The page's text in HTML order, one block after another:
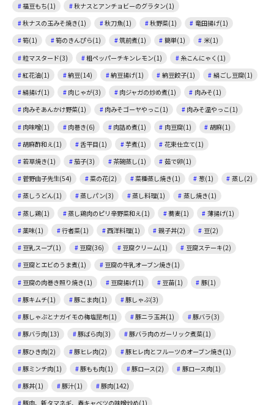
福豆もち(1)
秋ナスとアンチョビーのグラタン(1)
秋ナスの玉みそ焼き(1)
秋刀魚(1) 秋野菜(1)
竜田揚げ(1)
筍(1)
筍のきんぴら(1) 筑前煮(1) 簡単(1)
米(1)
粒マスタード(3)
粗ペッパーチキンレモン(1)
糸こんにゃく(1)
紅花油(1)
納豆(14) 納豆揚げ(1) 納豆餃子(1)
絹ごし豆腐(1)
絹揚げ(1)
肉じゃが(3) 肉ジャガの炒め煮(1)
肉みそ(1)
肉みそあんかけ野菜(1)
肉みそゴーヤやっこ(1)
肉みそ温やっこ(1)
肉味噌(1)
肉巻き(6) 肉詰め煮(1) 肉豆腐(1)
胡麻(1)
胡麻酢和え(1)
舌平目(1) 芋煮(1)
花束仕立て(1)
若草焼き(1)
茄子(3) 茶碗蒸し(1)
茹で卵(1)
菅野由子先生(54)
菜の花(2) 菜種蒸し焼き(1) 葱(1)
蒸し(2)
蒸しうどん(1)
蒸しパン(3) 蒸し料理(1)
蒸し焼き(1)
蒸し鶏(1)
蒸し鶏肉のピリ辛野菜和え(1) 蕎麦(1)
薄揚げ(1)
薬味(1)
行者菜(1) 西洋料理(1) 親子丼(2)
豆(2)
豆乳スープ(1)
豆腐(36) 豆腐クリーム(1)
豆腐ステーキ(2)
豆腐とエビのうま煮(1)
豆腐の牛乳オーブン焼き(1)
豆腐の肉巻き照り焼き(1)
豆腐揚げ(1) 豆苗(1)
豚(1)
豚キムチ(1)
豚こま肉(1)
豚しゃぶ(3)
豚しゃぶとナガイモの梅塩昆布(1)
豚ニラ玉丼(1)
豚バラ(3)
豚バラ肉(13)
豚ばら肉(3)
豚バラ肉のガーリック煮菜(1)
豚ひき肉(2)
豚ヒレ肉(2)
豚ヒレ肉とフルーツのオーブン焼き(1)
豚ミンチ肉(1)
豚もも肉(1) 豚ロース(2)
豚ロース肉(1)
豚丼(1)
豚汁(1)
豚肉(142)
豚肉、新タマネギ、春キャベツの味噌炒め(1)